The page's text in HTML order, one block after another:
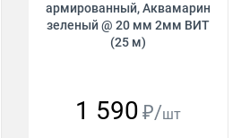
армированный, Аквамарин
зеленый @ 20 мм 2мм ВИТ
(25 м)
1 590 ₽/шт